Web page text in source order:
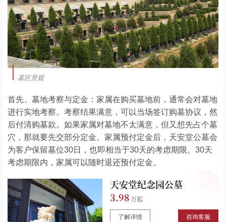
墓区景观
首先、墓地考察与定金：家属在购买墓地前，通常会对墓地
进行实地考察。考察结果满意，可以当场签订购墓协议，然
后付清购墓款。如果家属对墓地不太满意，但又想先占个墓
穴，那就要先交部分定金。家属预付定金后，天安堂公墓会
为客户保留墓位30日，也即相当于30天的考虑期限。30天
考虑期限内，家属可以随时退还预付定金。
天安堂纪念园公墓
3.98
了解详情 咨询客服